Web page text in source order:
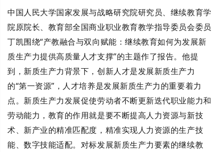
中国人民大学国家发展与战略研究院研究员、继续教育学
院原院长、教育部全国商业职业教育教学指导委员会委员
丁凯围绕“产教融合与双向赋能：继续教育如何为发展新
质生产力提供高质量人才支撑”的主题作了报告。他提
到，新质生产力背景下，创新人才是发展新质生产力
的“第一资源”，人才培养是发展新质生产力的重要着力
点。新质生产力发展促使劳动者不断更新迭代职业能力和
劳动能力，教育的作用就是要不断提高人力资源与新技
术、新产业的精准匹配度，精准实现人力资源的生产技
能、数字技能适配。对标发展新质生产力要素的继续教